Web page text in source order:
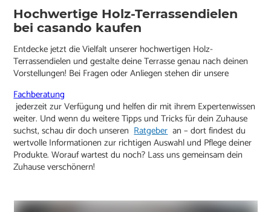
Hochwertige Holz-Terrassendielen
bei casando kaufen
Entdecke jetzt die Vielfalt unserer hochwertigen Holz-
Terrassendielen und gestalte deine Terrasse genau nach deinen
Vorstellungen! Bei Fragen oder Anliegen stehen dir unsere
Fachberatung
jederzeit zur Verfügung und helfen dir mit ihrem Expertenwissen
weiter. Und wenn du weitere Tipps und Tricks für dein Zuhause
suchst, schau dir doch unserenRatgeberan – dort findest du
wertvolle Informationen zur richtigen Auswahl und Pflege deiner
Produkte. Worauf wartest du noch? Lass uns gemeinsam dein
Zuhause verschönern!